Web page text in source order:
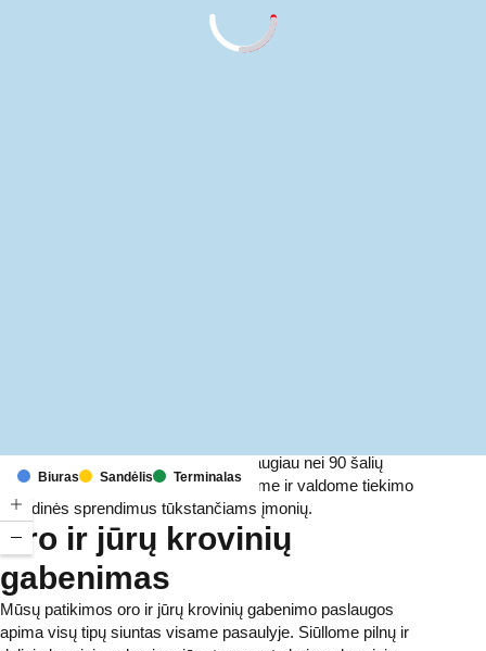
Biuras Sandėlis Terminalas
Turėdami atstovybes ir terminalus daugiau nei 90 šalių
šešiuose žemynuose, kasdien teikiame ir valdome tiekimo
grandinės sprendimus tūkstančiams įmonių.
Oro ir jūrų krovinių
gabenimas
Mūsų patikimos oro ir jūrų krovinių gabenimo paslaugos
apima visų tipų siuntas visame pasaulyje. Siūllome pilnų ir